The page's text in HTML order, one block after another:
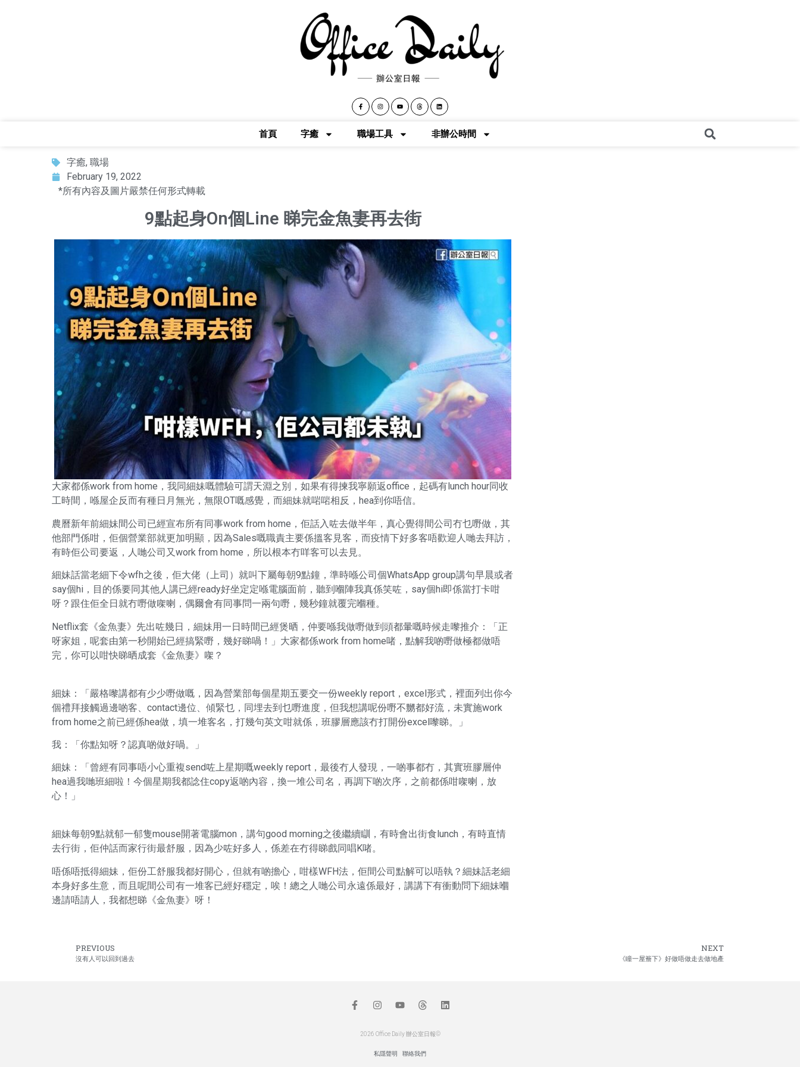
首頁 字癒 職場工具 非辦公時間
字癒, 職場
February 19, 2022
*所有內容及圖片嚴禁任何形式轉載
9點起身On個Line 睇完金魚妻再去街
大家都係work from home，我同細妹嘅體驗可謂天淵之別，如果有得揀我寧願返office，起碼有lunch hour同收
工時間，喺屋企反而有種日月無光，無限OT嘅感覺，而細妹就啱啱相反，hea到你唔信。
農曆新年前細妹間公司已經宣布所有同事work from home，佢話入咗去做半年，真心覺得間公司冇乜嘢做，其
他部門係咁，佢個營業部就更加明顯，因為Sales嘅職責主要係搵客見客，而疫情下好多客唔歡迎人哋去拜訪，
有時佢公司要返，人哋公司又work from home，所以根本冇咩客可以去見。
細妹話當老細下令wfh之後，佢大佬（上司）就叫下屬每朝9點鐘，準時喺公司個WhatsApp group講句早晨或者
say個hi，目的係要同其他人講已經ready好坐定定喺電腦面前，聽到嗰陣我真係笑咗，say個hi即係當打卡咁
呀？跟住佢全日就冇嘢做㗎喇，偶爾會有同事問一兩句嘢，幾秒鐘就覆完嗰種。
Netflix套《金魚妻》先出咗幾日，細妹用一日時間已經煲晒，仲要喺我做嘢做到頭都暈嘅時候走嚟推介：「正
呀家姐，呢套由第一秒開始已經搞緊嘢，幾好睇喎！」大家都係work from home啫，點解我啲嘢做極都做唔
完，你可以咁快睇晒成套《金魚妻》㗎？
細妹：「嚴格嚟講都有少少嘢做嘅，因為營業部每個星期五要交一份weekly report，excel形式，裡面列出你今
個禮拜接觸過邊啲客、contact邊位、傾緊乜，同埋去到乜嘢進度，但我想講呢份嘢不嬲都好流，未實施work
from home之前已經係hea做，填一堆客名，打幾句英文咁就係，班膠層應該冇打開份excel嚟睇。」
我：「你點知呀？認真啲做好喎。」
細妹：「曾經有同事唔小心重複send咗上星期嘅weekly report，最後冇人發現，一啲事都冇，其實班膠層仲
hea過我哋班細啦！今個星期我都諗住copy返啲內容，換一堆公司名，再調下啲次序，之前都係咁㗎喇，放
心！」
細妹每朝9點就郁一郁隻mouse開著電腦mon，講句good morning之後繼續瞓，有時會出街食lunch，有時直情
去行街，佢仲話而家行街最舒服，因為少咗好多人，係差在冇得睇戲同唱K啫。
唔係唔抵得細妹，佢份工舒服我都好開心，但就有啲擔心，咁樣WFH法，佢間公司點解可以唔執？細妹話老細
本身好多生意，而且呢間公司有一堆客已經好穩定，唉！總之人哋公司永遠係最好，講講下有衝動問下細妹嗰
邊請唔請人，我都想睇《金魚妻》呀！
PREVIOUS
沒有人可以回到過去
NEXT
《瞳一屋簷下》好做唔做走去做地產
2026 Office Daily 辦公室日報©
私隱聲明 聯絡我們